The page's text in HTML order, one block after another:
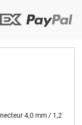
4,0 mm / 1,2